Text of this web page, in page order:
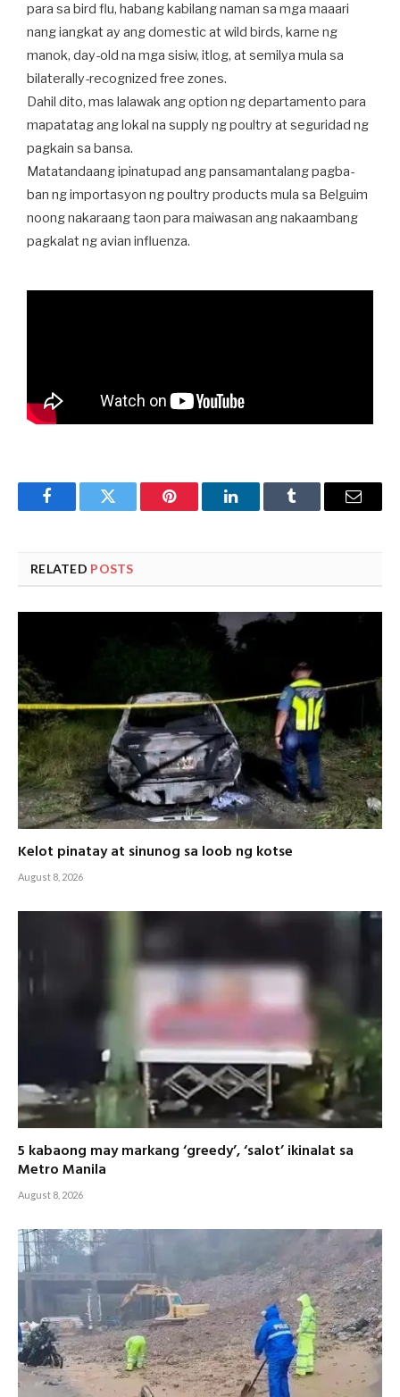
para sa bird flu, habang kabilang naman sa mga maaari
nang iangkat ay ang domestic at wild birds, karne ng
manok, day-old na mga sisiw, itlog, at semilya mula sa
bilaterally-recognized free zones.
Dahil dito, mas lalawak ang option ng departamento para
mapatatag ang lokal na supply ng poultry at seguridad ng
pagkain sa bansa.
Matatandaang ipinatupad ang pansamantalang pagba-
ban ng importasyon ng poultry products mula sa Belguim
noong nakaraang taon para maiwasan ang nakaambang
pagkalat ng avian influenza.
FacebookTwitter Pinterest LinkedInTumblr Email
RELATED POSTS
Kelot pinatay at sinunog sa loob ng kotse
August 8, 2026
5 kabaong may markang ‘greedy’, ‘salot’ ikinalat sa
Metro Manila
August 8, 2026